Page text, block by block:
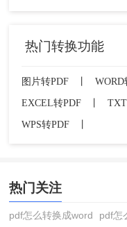
热门转换功能
图片转PDF WORD
EXCEL转PDF
WPS转PDF
热门关注
pdf怎么转换成word pdf怎